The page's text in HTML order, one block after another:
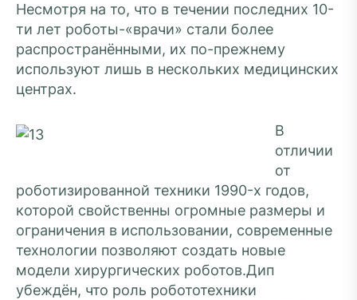
Несмотря на то, что в течении последних 10-
ти лет роботы-«врачи» стали более
распространёнными, их по-прежнему
используют лишь в нескольких медицинских
центрах.
В
отличии
от
роботизированной техники 1990-х годов,
которой свойственны огромные размеры и
ограничения в использовании, современные
технологии позволяют создать новые
модели хирургических роботов.Дип
убеждён, что роль робототехники